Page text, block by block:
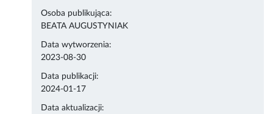
Osoba publikująca:
BEATA AUGUSTYNIAK
Data wytworzenia:
2023-08-30
Data publikacji:
2024-01-17
Data aktualizacji: